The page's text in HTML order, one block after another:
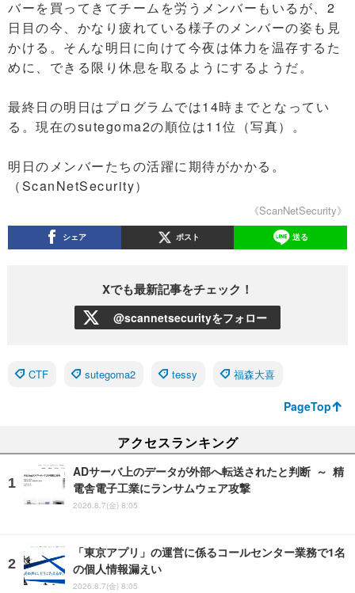
バーを買ってきてチームを労うメンバーもいるが、2
日目の今、かなり疲れている様子のメンバーの姿も見
かける。そんな明日に向けて今夜は体力を温存するた
めに、できる限り休息を取るようにするようだ。
最終日の明日はプログラムでは14時までとなってい
る。現在のsutegoma2の順位は11位（写真）。
明日のメンバーたちの活躍に期待がかかる。
（ScanNetSecurity）
《ScanNetSecurity》
シェア ポスト 送る
Xでも最新記事をチェック！
@scannetsecurityをフォロー
CTF sutegoma2 tessy 福森大喜
PageTop
アクセスランキング
ADサーバ上のデータが外部へ転送されたと判断 ～ 精
電舎電子工業にランサムウェア攻撃
2026.8.7(金) 8:05
「東京アプリ」の運営に係るコールセンター業務で1名
の個人情報漏えい
2026.8.7(金) 8:05